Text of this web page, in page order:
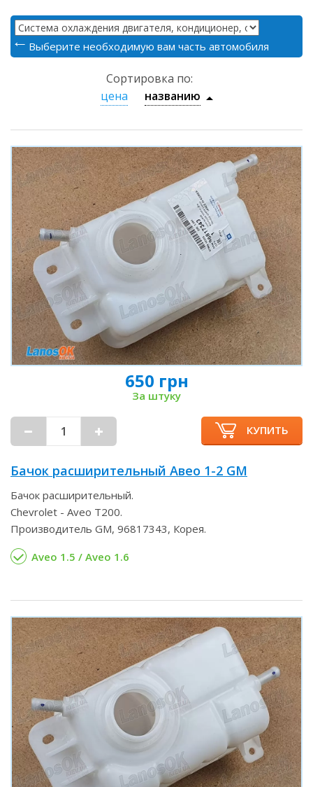
Выберите необходимую вам часть автомобиля
Сортировка по:
цена
названию
650 грн
За штуку
КУПИТЬ
Бачок расширительный Авео 1-2 GM
Бачок расширительный.
Chevrolet - Aveo T200.
Производитель GM, 96817343, Корея.
Aveo 1.5 / Aveo 1.6